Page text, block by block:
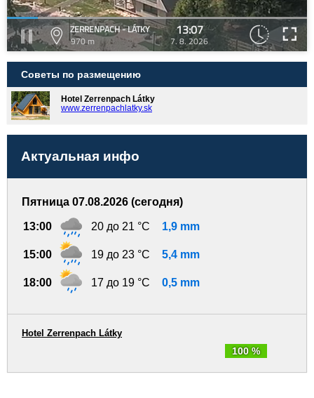
ZERRENPACH - LÁTKY
970 m
13:07
7. 8. 2026
Советы по размещению
Hotel Zerrenpach Látky
www.zerrenpachlatky.sk
Актуальная инфо
Пятница 07.08.2026 (сегодня)
13:00 20 до 21 °C 1,9 mm
15:00 19 до 23 °C 5,4 mm
18:00 17 до 19 °C 0,5 mm
100 %
Hotel Zerrenpach Látky